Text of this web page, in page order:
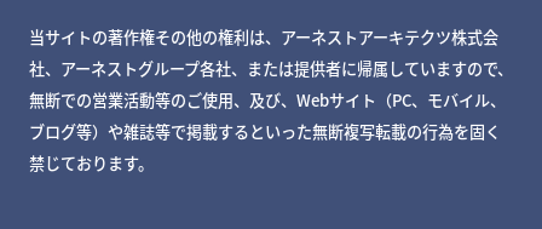
当サイトの著作権その他の権利は、アーネストアーキテクツ株式会
社、アーネストグループ各社、または提供者に帰属していますので、
無断での営業活動等のご使用、及び、Webサイト（PC、モバイル、
ブログ等）や雑誌等で掲載するといった無断複写転載の行為を固く
禁じております。